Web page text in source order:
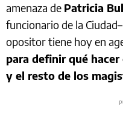
amenaza de Patricia
funcionario de la
opositor tiene hoy en
para definir qué
y el resto de los